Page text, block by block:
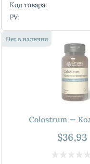
Код товара:
PV:
Нет в наличии
Colostrum —
$36,93